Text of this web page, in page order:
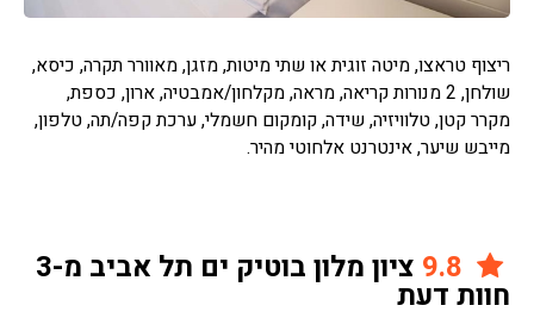
ריצוף טראצו, מיטה זוגית או שתי מיטות, מזגן, מאוורר תקרה, כיסא,
שולחן, 2 מנורות קריאה, מראה, מקלחון/אמבטיה, ארון, כספת,
מקרר קטן, טלוויזיה, שידה, קומקום חשמלי, ערכת קפה/תה, טלפון,
מייבש שיער, אינטרנט אלחוטי מהיר.
ציון מלון בוטיק ים תל אביב מ-3
חוות דעת